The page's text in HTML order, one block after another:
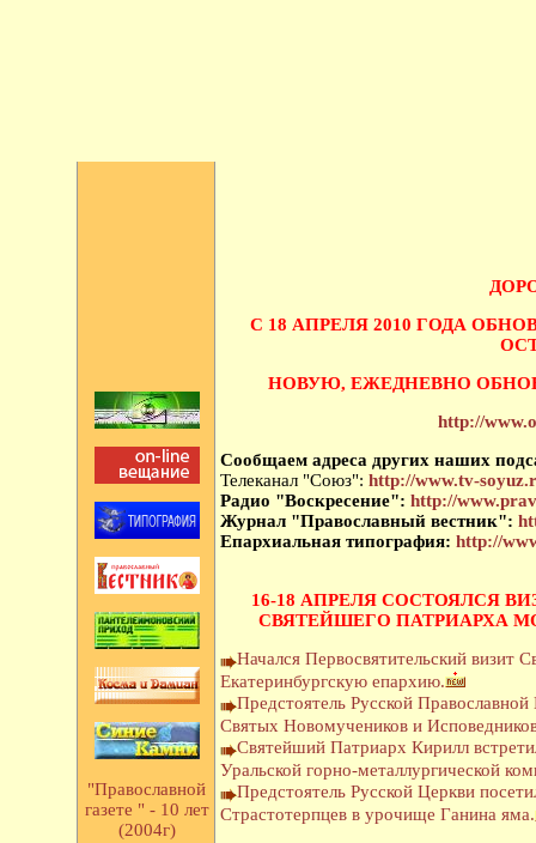
"Православной
газете " - 10 лет
(2004г)
С 18 АПРЕЛЯ 2010 ГОДА
НОВУЮ, ЕЖЕДНЕВНО
http://
Сообщаем адреса других наших
Телеканал "Союз": http://www.tv-
Радио "Воскресение": http://
Журнал "Православный вестник":
Епархиальная типография: http://
16-18 АПРЕЛЯ СОСТОЯЛСЯ
СВЯТЕЙШЕГО ПАТРИАРХА
Начался Первосвятительский визит
Екатеринбургскую епархию.
Предстоятель Русской
Святых Новомучеников и
Святейший Патриарх Кирилл
Уральской горно-металлургической
Предстоятель Русской Церкви
Страстотерпцев в урочище Ганина яма.